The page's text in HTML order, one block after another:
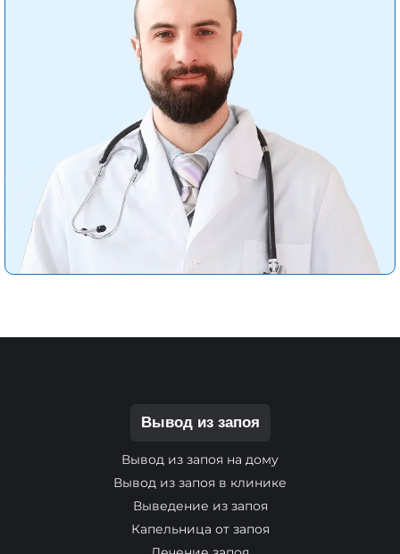
Вывод из запоя
Вывод из запоя на дому
Вывод из запоя в клинике
Выведение из запоя
Капельница от запоя